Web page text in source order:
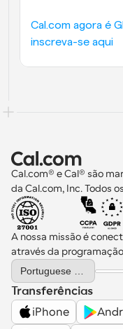
Cal.com agora é
inscreva-se aqui
Cal.com® e Cal® são
da Cal.com, Inc. Todos
A nossa missão é
através da
Select Language
Transferências
iPhone